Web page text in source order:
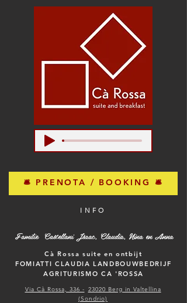
🛎 PRENOTA / BOOKING 🛎
INFO
Cà Rossa suite en ontbijt
FOMIATTI CLAUDIA LANDBOUWBEDRIJF
AGRITURISMO CA 'ROSSA
Familie Castellani Jsaac, Claudia, Nina en Anna
Via Cà Rossa, 336 - 23020 Berg in Valtellina
(Sondrio)